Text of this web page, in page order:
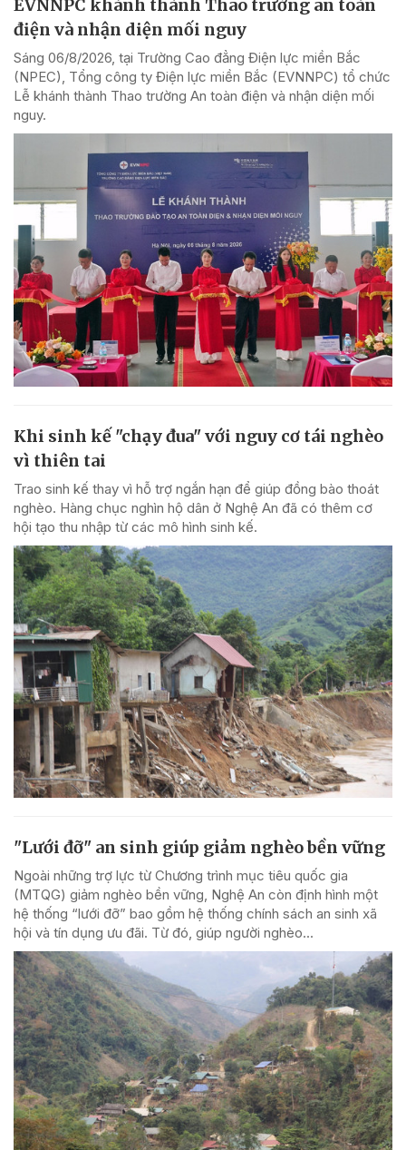
EVNNPC khánh thành Thao trường an toàn
điện và nhận diện mối nguy
Sáng 06/8/2026, tại Trường Cao đẳng Điện lực miền Bắc
(NPEC), Tổng công ty Điện lực miền Bắc (EVNNPC) tổ chức
Lễ khánh thành Thao trường An toàn điện và nhận diện mối
nguy.
Khi sinh kế "chạy đua" với nguy cơ tái nghèo
vì thiên tai
Trao sinh kế thay vì hỗ trợ ngắn hạn để giúp đồng bào thoát
nghèo. Hàng chục nghìn hộ dân ở Nghệ An đã có thêm cơ
hội tạo thu nhập từ các mô hình sinh kế.
"Lưới đỡ" an sinh giúp giảm nghèo bền vững
Ngoài những trợ lực từ Chương trình mục tiêu quốc gia
(MTQG) giảm nghèo bền vững, Nghệ An còn định hình một
hệ thống “lưới đỡ” bao gồm hệ thống chính sách an sinh xã
hội và tín dụng ưu đãi. Từ đó, giúp người nghèo...